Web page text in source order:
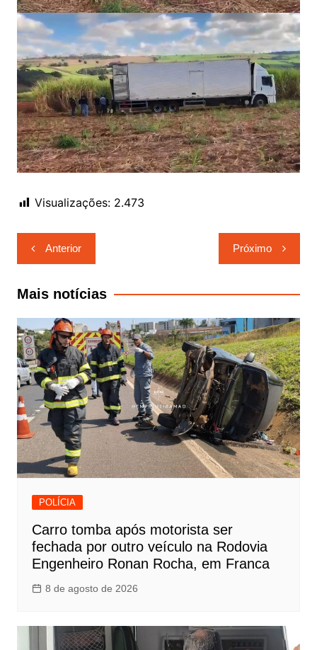
Visualizações: 2.473
Navegação
de
Post
Anterior Próximo
Mais notícias
POLÍCIA
Carro tomba após motorista ser
fechada por outro veículo na Rodovia
Engenheiro Ronan Rocha, em Franca
8 de agosto de 2026